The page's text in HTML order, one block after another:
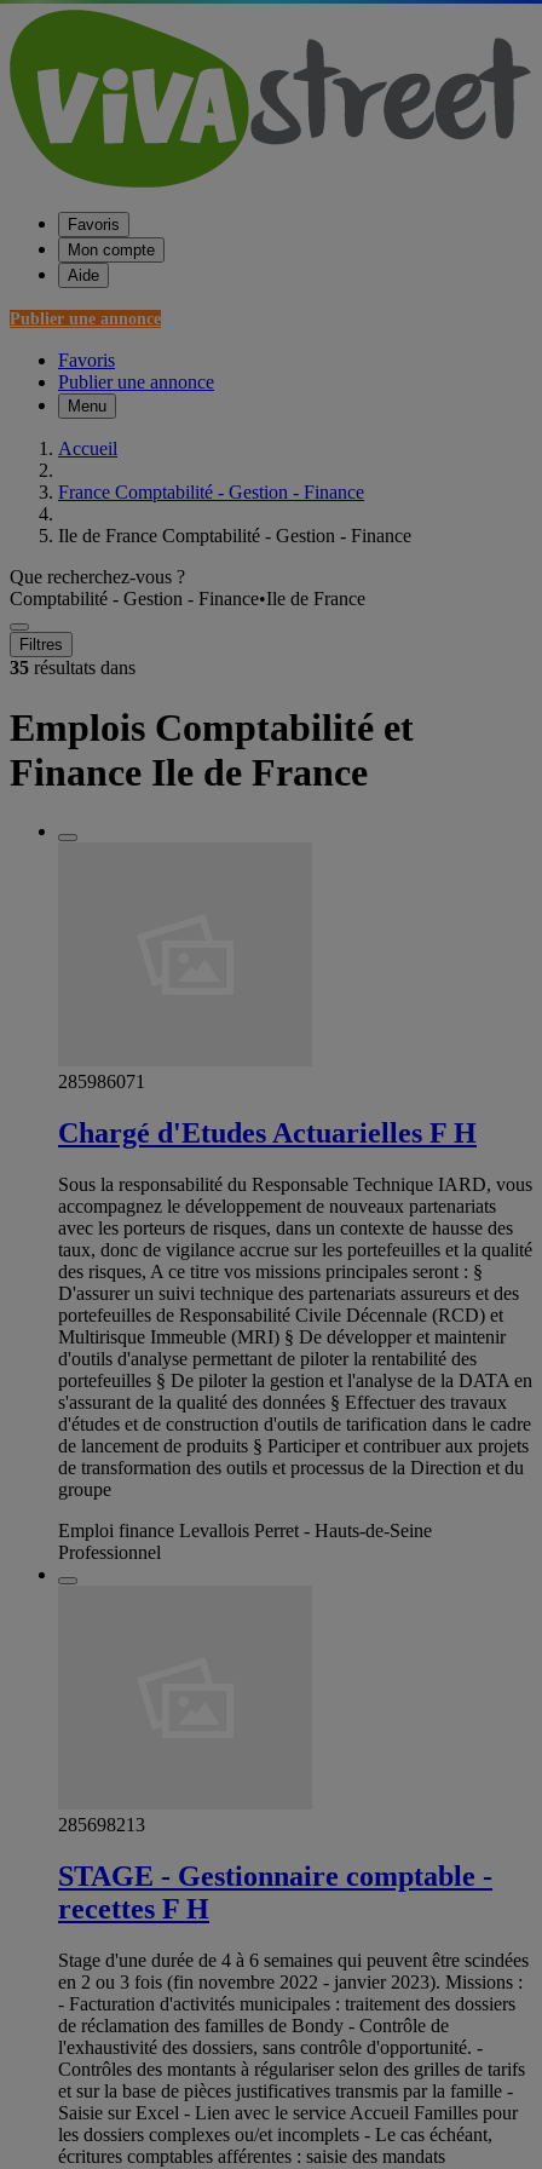
Favoris
Mon compte
Aide
Publier une annonce
Favoris
Publier une annonce
Menu
Accueil
France Comptabilité - Gestion - Finance
Ile de France Comptabilité - Gestion - Finance
Que recherchez-vous ?
Comptabilité - Gestion - Finance•Ile de France
Filtres
35 résultats dans
Emplois Comptabilité et
Finance Ile de France
285986071
Chargé d'Etudes Actuarielles F H
Sous la responsabilité du Responsable Technique IARD, vous
accompagnez le développement de nouveaux partenariats
avec les porteurs de risques, dans un contexte de hausse des
taux, donc de vigilance accrue sur les portefeuilles et la qualité
des risques, A ce titre vos missions principales seront : §
D'assurer un suivi technique des partenariats assureurs et des
portefeuilles de Responsabilité Civile Décennale (RCD) et
Multirisque Immeuble (MRI) § De développer et maintenir
d'outils d'analyse permettant de piloter la rentabilité des
portefeuilles § De piloter la gestion et l'analyse de la DATA en
s'assurant de la qualité des données § Effectuer des travaux
d'études et de construction d'outils de tarification dans le cadre
de lancement de produits § Participer et contribuer aux projets
de transformation des outils et processus de la Direction et du
groupe
Emploi finance Levallois Perret - Hauts-de-Seine
Professionnel
285698213
STAGE - Gestionnaire comptable -
recettes F H
Stage d'une durée de 4 à 6 semaines qui peuvent être scindées
en 2 ou 3 fois (fin novembre 2022 - janvier 2023). Missions :
- Facturation d'activités municipales : traitement des dossiers
de réclamation des familles de Bondy - Contrôle de
l'exhaustivité des dossiers, sans contrôle d'opportunité. -
Contrôles des montants à régulariser selon des grilles de tarifs
et sur la base de pièces justificatives transmis par la famille -
Saisie sur Excel - Lien avec le service Accueil Familles pour
les dossiers complexes ou/et incomplets - Le cas échéant,
écritures comptables afférentes : saisie des mandats